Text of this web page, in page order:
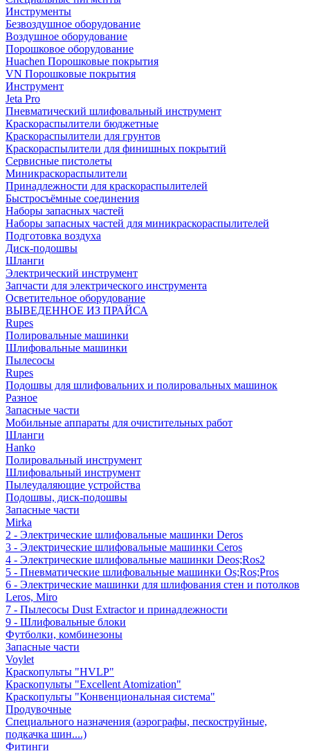
Инструменты
Безвоздушное оборудование
Воздушное оборудование
Порошковое оборудование
Huachen Порошковые покрытия
VN Порошковые покрытия
Инструмент
Jeta Pro
Пневматический шлифовальный инструмент
Краскораспылители бюджетные
Краскораспылители для грунтов
Краскораспылители для финишных покрытий
Сервисные пистолеты
Миникраскораспылители
Принадлежности для краскораспылителей
Быстросъёмные соединения
Наборы запасных частей
Наборы запасных частей для миникраскораспылителей
Подготовка воздуха
Диск-подошвы
Шланги
Электрический инструмент
Запчасти для электрического инструмента
Осветительное оборудование
ВЫВЕДЕННОЕ ИЗ ПРАЙСА
Rupes
Полировальные машинки
Шлифовальные машинки
Пылесосы
Rupes
Подошвы для шлифовальних и полировальных машинок
Разное
Запасные части
Мобильные аппараты для очистительных работ
Шланги
Hanko
Полировальный инструмент
Шлифовальный инструмент
Пылеудаляющие устройства
Подошвы, диск-подошвы
Запасные части
Mirka
2 - Электрические шлифовальные машинки Deros
3 - Электрические шлифовальные машинки Ceros
4 - Электрические шлифовальные машинки Deos;Ros2
5 - Пневматические шлифовальные машинки Os;Ros;Pros
6 - Электрические машинки для шлифования стен и потолков
Leros, Miro
7 - Пылесосы Dust Extractor и принадлежности
9 - Шлифовальные блоки
Футболки, комбинезоны
Запасные части
Voylet
Краскопульты "HVLP"
Краскопульты "Excellent Atomization"
Краскопульты "Конвенциональная система"
Продувочные
Специального назначения (аэрографы, пескоструйные,
подкачка шин....)
Фитинги